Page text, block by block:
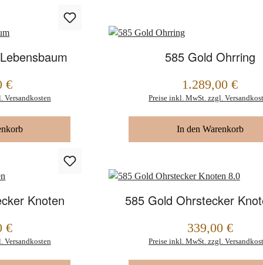
€
Versandkosten
585 Gold Ohrring
1.289,00 €
Preise inkl. MwSt. zzgl.
In den Warenkorb
Knoten
€
Versandkosten
585 Gold Ohrstecker
339,00 €
Preise inkl. MwSt. zzgl.